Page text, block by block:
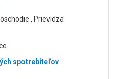
, Prievidza
spotrebiteľov